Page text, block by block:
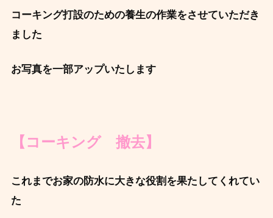
コーキング打設のための養生の作業をさせていただき
ました
お写真を一部アップいたします
【コーキング 撤去】
これまでお家の防水に大きな役割を果たしてくれてい
た